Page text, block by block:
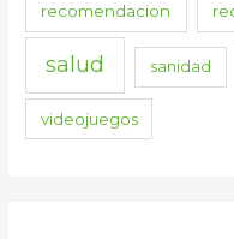
recomendacion
salud sanidad
videojuegos